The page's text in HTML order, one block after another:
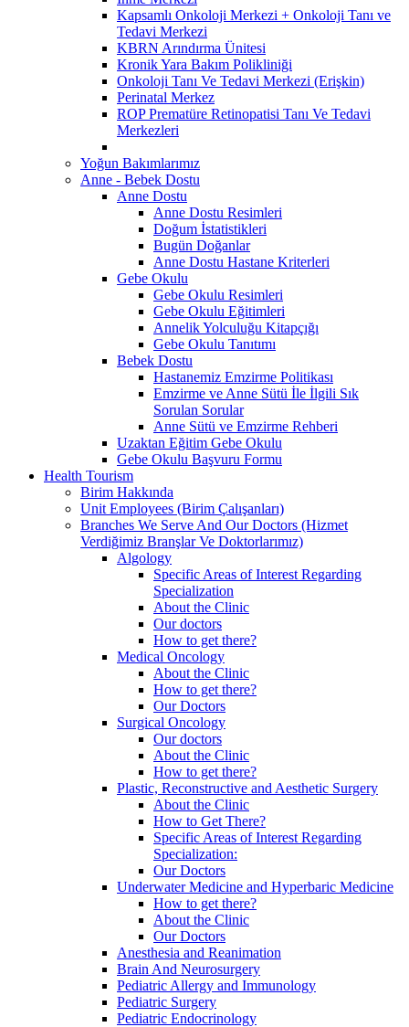
Kapsamlı Onkoloji Merkezi + Onkoloji Tanı ve
Tedavi Merkezi
KBRN Arındırma Ünitesi
Kronik Yara Bakım Polikliniği
Onkoloji Tanı Ve Tedavi Merkezi (Erişkin)
Perinatal Merkez
ROP Prematüre Retinopatisi Tanı Ve Tedavi
Merkezleri
Yoğun Bakımlarımız
Anne - Bebek Dostu
Anne Dostu
Anne Dostu Resimleri
Doğum İstatistikleri
Bugün Doğanlar
Anne Dostu Hastane Kriterleri
Gebe Okulu
Gebe Okulu Resimleri
Gebe Okulu Eğitimleri
Annelik Yolculuğu Kitapçığı
Gebe Okulu Tanıtımı
Bebek Dostu
Hastanemiz Emzirme Politikası
Emzirme ve Anne Sütü İle İlgili Sık
Sorulan Sorular
Anne Sütü ve Emzirme Rehberi
Uzaktan Eğitim Gebe Okulu
Gebe Okulu Başvuru Formu
Health Tourism
Birim Hakkında
Unit Employees (Birim Çalışanları)
Branches We Serve And Our Doctors (Hizmet
Verdiğimiz Branşlar Ve Doktorlarımız)
Algology
Specific Areas of Interest Regarding
Specialization
About the Clinic
Our doctors
How to get there?
Medical Oncology
About the Clinic
How to get there?
Our Doctors
Surgical Oncology
Our doctors
About the Clinic
How to get there?
Plastic, Reconstructive and Aesthetic Surgery
About the Clinic
How to Get There?
Specific Areas of Interest Regarding
Specialization:
Our Doctors
Underwater Medicine and Hyperbaric Medicine
How to get there?
About the Clinic
Our Doctors
Anesthesia and Reanimation
Brain And Neurosurgery
Pediatric Allergy and Immunology
Pediatric Surgery
Pediatric Endocrinology